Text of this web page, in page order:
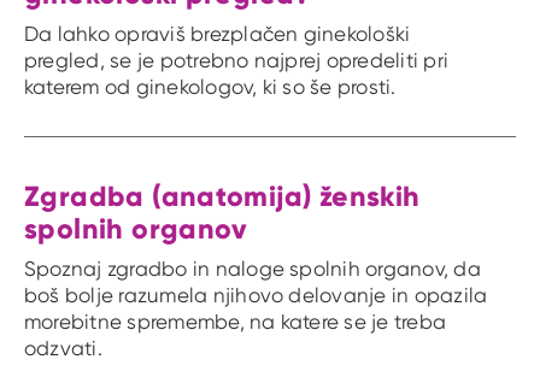
Da lahko opraviš brezplačen ginekološki
pregled, se je potrebno najprej opredeliti pri
katerem od ginekologov, ki so še prosti.
Zgradba (anatomija) ženskih
spolnih organov
Spoznaj zgradbo in naloge spolnih organov, da
boš bolje razumela njihovo delovanje in opazila
morebitne spremembe, na katere se je treba
odzvati.